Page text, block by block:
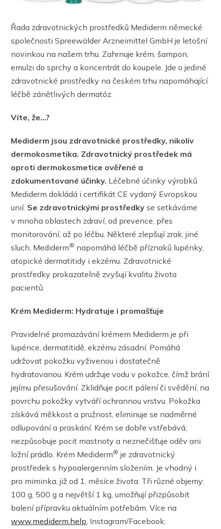
Řada zdravotnických prostředků Mediderm německé
společnosti Spreewälder Arzneimittel GmbH je letošní
novinkou na našem trhu. Zahrnuje krém, šampon,
emulzi do sprchy a koncentrát do koupele. Jde o jediné
zdravotnické prostředky na českém trhu napomáhající
léčbě zánětlivých dermatóz.
Víte, že…?
Mediderm jsou zdravotnické prostředky, nikoliv
dermokosmetika. Zdravotnický prostředek má
oproti dermokosmetice ověřené a
zdokumentované účinky. Léčebné účinky výrobků
Mediderm dokládá i certifikát CE vydaný Evropskou
unií. Se zdravotnickými prostředky se setkáváme
v mnoha oblastech zdraví, od prevence, přes
monitorování, až po léčbu. Některé zlepšují zrak, jiné
sluch, Mediderm® napomáhá léčbě příznaků lupénky,
atopické dermatitidy i ekzému. Zdravotnické
prostředky prokazatelně zvyšují kvalitu života
pacientů.
Krém Mediderm: Hydratuje i promašťuje
Pravidelné promazávání krémem Mediderm je při
lupénce, dermatitidě, ekzému zásadní. Pomáhá
udržovat pokožku vyživenou i dostatečně
hydratovanou. Krém udržuje vodu v pokožce, čímž brání
jejímu přesušování. Zklidňuje pocit pálení či svědění, na
povrchu pokožky vytváří ochrannou vrstvu. Pokožka
získává měkkost a pružnost, eliminuje se nadměrné
odlupování a praskání. Krém se dobře vstřebává,
nezpůsobuje pocit mastnoty a neznečišťuje oděv ani
ložní prádlo. Krém Mediderm® je zdravotnický
prostředek s hypoalergenním složením. Je vhodný i
pro miminka, již od 1. měsíce života. Tři různé objemy:
100 g, 500 g a největší 1 kg, umožňují přizpůsobit
balení přípravku aktuálním potřebám. Více na
www.mediderm.help, Instagram/Facebook: